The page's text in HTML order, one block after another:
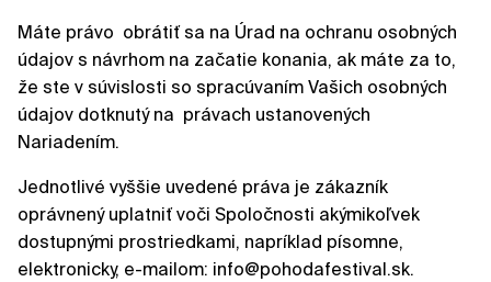
Máte právo obrátiť sa na Úrad na ochranu osobných
údajov s návrhom na začatie konania, ak máte za to,
že ste v súvislosti so spracúvaním Vašich osobných
údajov dotknutý na právach ustanovených
Nariadením.
Jednotlivé vyššie uvedené práva je zákazník
oprávnený uplatniť voči Spoločnosti akýmikoľvek
dostupnými prostriedkami, napríklad písomne,
elektronicky, e-mailom: info@pohodafestival.sk.